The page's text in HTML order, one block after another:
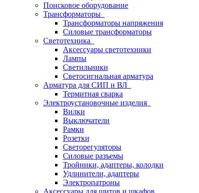
Поисковое оборудование
Трансформаторы
Трансформаторы напряжения
Силовые трансформаторы
Светотехника
Аксессуары светотехники
Лампы
Светильники
Светосигнальная арматура
Арматура для СИП и ВЛ
Термитная сварка
Электроустановочные изделия
Вилки
Выключатели
Рамки
Розетки
Светорегуляторы
Силовые разъемы
Тройники, адаптеры, колодки
Удлинители, адаптеры
Электропатроны
Аксессуары для щитов и шкафов